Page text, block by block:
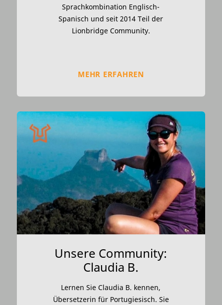
Sprachkombination Englisch-
Spanisch und seit 2014 Teil der
Lionbridge Community.
MEHR ERFAHREN
Unsere Community:
Claudia B.
Lernen Sie Claudia B. kennen,
Übersetzerin für Portugiesisch. Sie